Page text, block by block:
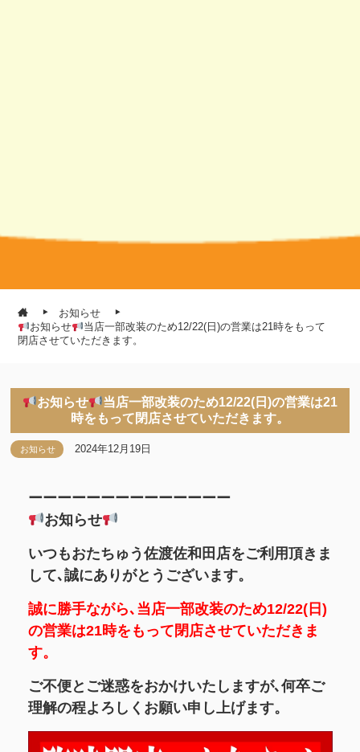
お知らせ
お知らせ
当店一部改装のため12/22(日)の営業は21時をもって
閉店させていただきます。
お知らせ
当店一部改装のため12/22(日)の営業は21
時をもって閉店させていただきます。
お知らせ 2024年12月19日
ーーーーーーーーーーーーーー
お知らせ
いつもおたちゅう佐渡佐和田店をご利用頂きま
して､誠にありがとうございます。
誠に勝手ながら､当店一部改装のため12/22(日)
の営業は21時をもって閉店させていただきま
す。
ご不便とご迷惑をおかけいたしますが､何卒ご
理解の程よろしくお願い申し上げます。